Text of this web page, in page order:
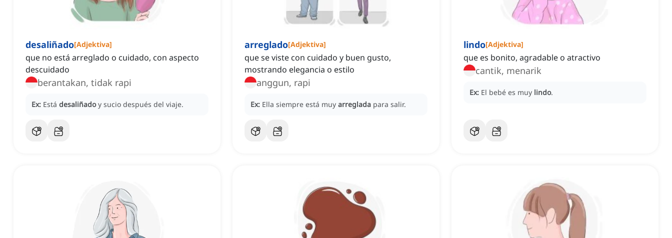
desaliñado[Adjektiva]
que no está arreglado o cuidado, con aspecto
descuidado
berantakan, tidak rapi
Ex: Está desaliñado y sucio después del viaje.
arreglado[Adjektiva]
que se viste con cuidado y buen gusto,
mostrando elegancia o estilo
anggun, rapi
Ex: Ella siempre está muy arreglada para salir.
lindo[Adjektiva]
que es bonito, agradable o atractivo
cantik, menarik
Ex: El bebé es muy lindo.